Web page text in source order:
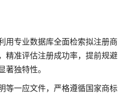
用专业数据库全面检索拟注册商
精准评估注册成功率，提前规避
独特性。
等一应文件，严格遵循国家商标